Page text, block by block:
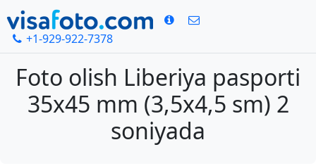
+1-929-922-7378
Foto olish Liberiya pasporti
35x45 mm (3,5x4,5 sm) 2
soniyada